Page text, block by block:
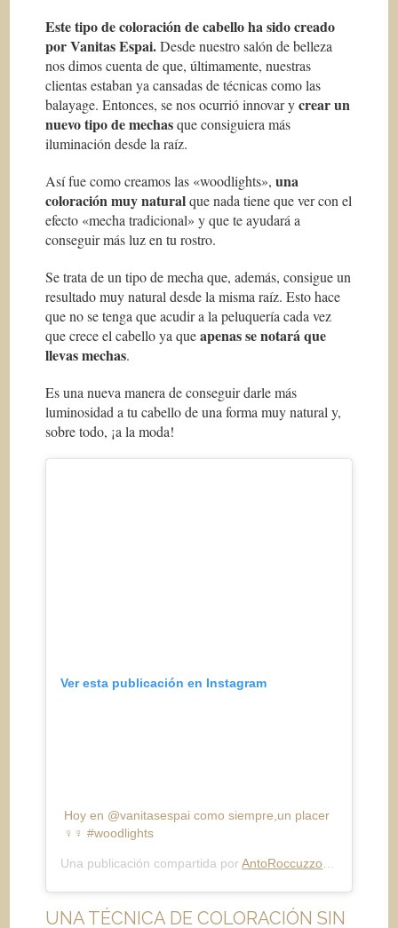
Este tipo de coloración de cabello ha sido creado
por Vanitas Espai.Desde nuestro salón de belleza
nos dimos cuenta de que, últimamente, nuestras
clientas estaban ya cansadas de técnicas como las
balayage. Entonces, se nos ocurrió innovar ycrear un
nuevo tipo de mechasque consiguiera más
iluminación desde la raíz.
Así fue como creamos las «woodlights», una
coloración muy naturalque nada tiene que ver con el
efecto «mecha tradicional» y que te ayudará a
conseguir más luz en tu rostro.
Se trata de un tipo de mecha que, además, consigue un
resultado muy natural desde la misma raíz. Esto hace
que no se tenga que acudir a la peluquería cada vez
que crece el cabello ya queapenas se notará que
llevas mechas.
Es una nueva manera de conseguir darle más
luminosidad a tu cabello de una forma muy natural y,
sobre todo, ¡a la moda!
Ver esta publicación en Instagram
Hoy en @vanitasespai como siempre,un placer
‍♀️‍♀️ #woodlights
Una publicación compartida porAntoRoccuzzo88
UNA TÉCNICA DE COLORACIÓN SIN